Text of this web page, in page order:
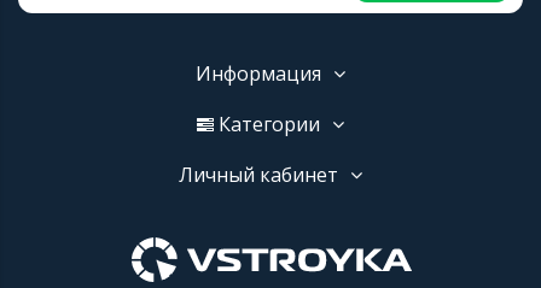
Информация
Категории
Личный кабинет